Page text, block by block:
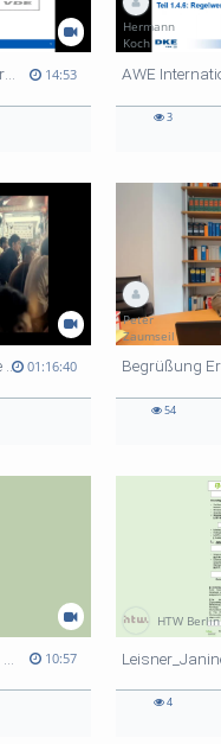
AWE Internationale Standardisierung Teil 1.1 bis 1.4 3 14:53
Hermann
Koch
3
Projektentwicklung 1 - SoSe 2021 - Modul B4.4 - The Human Scale 01:16:40
Peter
Zaumseil
54
10:57
HTW Berlin
4